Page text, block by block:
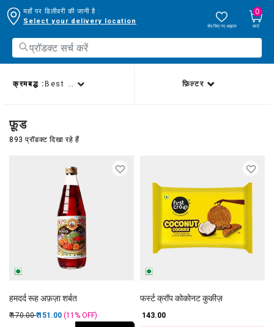
यहाँ पर डिलीवरी की जानी है :
Select your delivery location
सेव किए गए आइटम
0
कार्ट
फ़ूड
893 प्रॉडक्ट दिखा रहे हैं
क्रमबद्ध : Best sellers फ़िल्टर
हमदर्द रूह अफ़ज़ा शर्बत
Price reduced from
₹ 170.00to
₹ 151.00 (11% OFF)
फर्स्ट क्रॉप कोकोनट कुकीज़
₹ 143.00